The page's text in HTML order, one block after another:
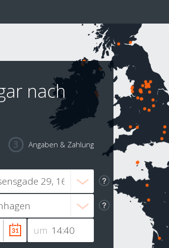
nach
Angaben & Zahlung
um